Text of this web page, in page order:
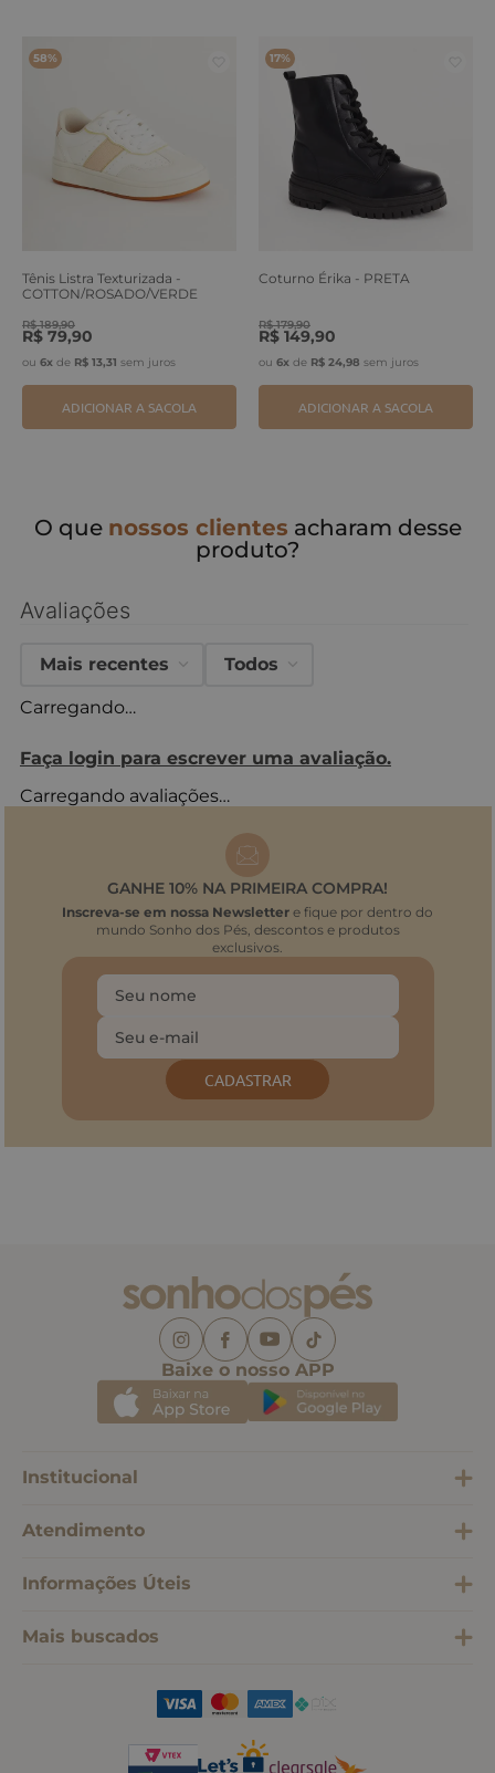
58%
Tênis Listra Texturizada -
COTTON/ROSADO/VERDE
R$ 189,90
R$ 79,90
ou 6x de R$ 13,31 sem juros
ADICIONAR A SACOLA
17%
Coturno Érika - PRETA
R$ 179,90
R$ 149,90
ou 6x de R$ 24,98 sem juros
ADICIONAR A SACOLA
O que nossos clientes acharam desse
produto?
Avaliações
Carregando…
Faça login para escrever uma avaliação.
Mais recentes Todos
Carregando avaliações…
GANHE 10% NA PRIMEIRA COMPRA!
Inscreva-se em nossa Newsletter e fique por dentro do
mundo Sonho dos Pés, descontos e produtos
exclusivos.
CADASTRAR
Baixe o nosso APP
Institucional
Atendimento
Informações Úteis
Mais buscados